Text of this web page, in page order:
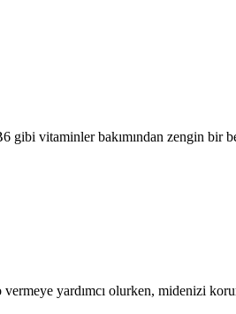
gibi vitaminler bakımından zengin bir
yardımcı olurken, midenizi